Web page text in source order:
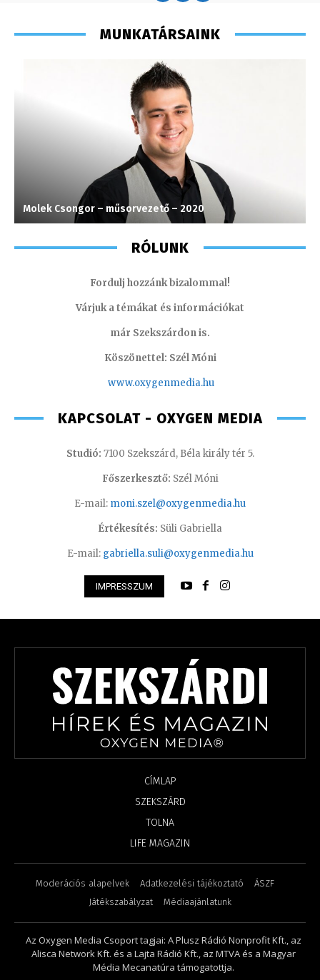
MUNKATÁRSAINK
Molek Csongor – műsorvezető – 2020
RÓLUNK
Fordulj hozzánk bizalommal!
Várjuk a témákat és információkat
már Szekszárdon is.
Köszönettel: Szél Móni
www.oxygenmedia.hu
KAPCSOLAT - OXYGEN MEDIA
Studió: 7100 Szekszárd, Béla király tér 5.
Főszerkesztő: Szél Móni
E-mail: moni.szel@oxygenmedia.hu
Értékesítés: Süli Gabriella
E-mail: gabriella.suli@oxygenmedia.hu
IMPRESSZUM
CÍMLAP
SZEKSZÁRD
TOLNA
LIFE MAGAZIN
Moderációs alapelvek Adatkezelési tájékoztató
ÁSZF
Játékszabályzat
Médiaajánlatunk
Az Oxygen Media Csoport tagjai: A Plusz Rádió Nonprofit Kft., az
Alisca Network Kft. és a Lajta Rádió Kft., az MTVA és a Magyar
Média Mecanatúra támogatottja.